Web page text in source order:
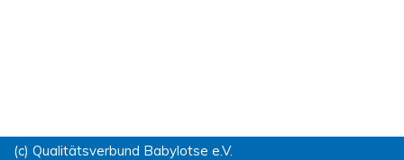
(c) Qualitätsverbund Babylotse e.V.